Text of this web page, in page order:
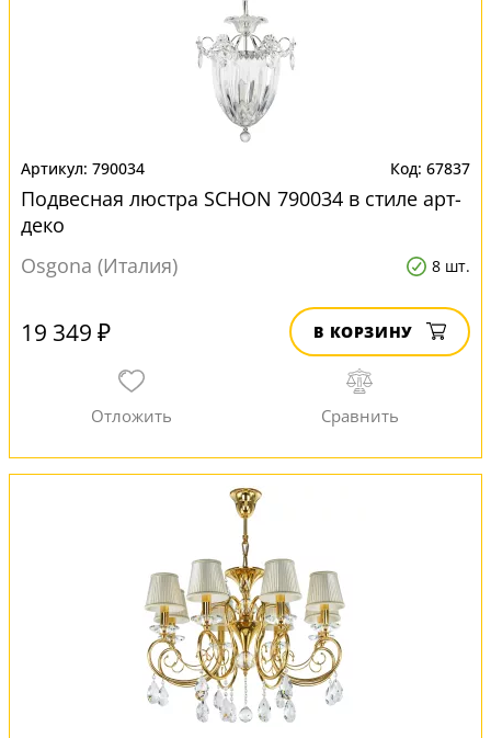
790034 67837
Подвесная люстра SCHON 790034 в стиле арт-
деко
Osgona (Италия)
8 шт.
19 349 ₽ В КОРЗИНУ